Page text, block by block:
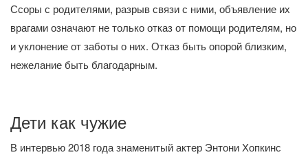
Ссоры с родителями, разрыв связи с ними, объявление их
врагами означают не только отказ от помощи родителям, но
и уклонение от заботы о них. Отказ быть опорой близким,
нежелание быть благодарным.
Дети как чужие
В интервью 2018 года знаменитый актер Энтони Хопкинс